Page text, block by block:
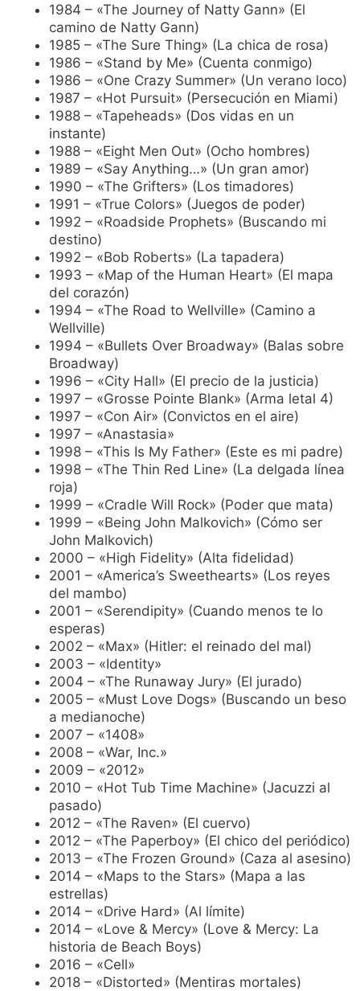
1984 – «The Journey of Natty Gann» (El
camino de Natty Gann)
1985 – «The Sure Thing» (La chica de rosa)
1986 – «Stand by Me» (Cuenta conmigo)
1986 – «One Crazy Summer» (Un verano loco)
1987 – «Hot Pursuit» (Persecución en Miami)
1988 – «Tapeheads» (Dos vidas en un
instante)
1988 – «Eight Men Out» (Ocho hombres)
1989 – «Say Anything…» (Un gran amor)
1990 – «The Grifters» (Los timadores)
1991 – «True Colors» (Juegos de poder)
1992 – «Roadside Prophets» (Buscando mi
destino)
1992 – «Bob Roberts» (La tapadera)
1993 – «Map of the Human Heart» (El mapa
del corazón)
1994 – «The Road to Wellville» (Camino a
Wellville)
1994 – «Bullets Over Broadway» (Balas sobre
Broadway)
1996 – «City Hall» (El precio de la justicia)
1997 – «Grosse Pointe Blank» (Arma letal 4)
1997 – «Con Air» (Convictos en el aire)
1997 – «Anastasia»
1998 – «This Is My Father» (Este es mi padre)
1998 – «The Thin Red Line» (La delgada línea
roja)
1999 – «Cradle Will Rock» (Poder que mata)
1999 – «Being John Malkovich» (Cómo ser
John Malkovich)
2000 – «High Fidelity» (Alta fidelidad)
2001 – «America’s Sweethearts» (Los reyes
del mambo)
2001 – «Serendipity» (Cuando menos te lo
esperas)
2002 – «Max» (Hitler: el reinado del mal)
2003 – «Identity»
2004 – «The Runaway Jury» (El jurado)
2005 – «Must Love Dogs» (Buscando un beso
a medianoche)
2007 – «1408»
2008 – «War, Inc.»
2009 – «2012»
2010 – «Hot Tub Time Machine» (Jacuzzi al
pasado)
2012 – «The Raven» (El cuervo)
2012 – «The Paperboy» (El chico del periódico)
2013 – «The Frozen Ground» (Caza al asesino)
2014 – «Maps to the Stars» (Mapa a las
estrellas)
2014 – «Drive Hard» (Al límite)
2014 – «Love & Mercy» (Love & Mercy: La
historia de Beach Boys)
2016 – «Cell»
2018 – «Distorted» (Mentiras mortales)